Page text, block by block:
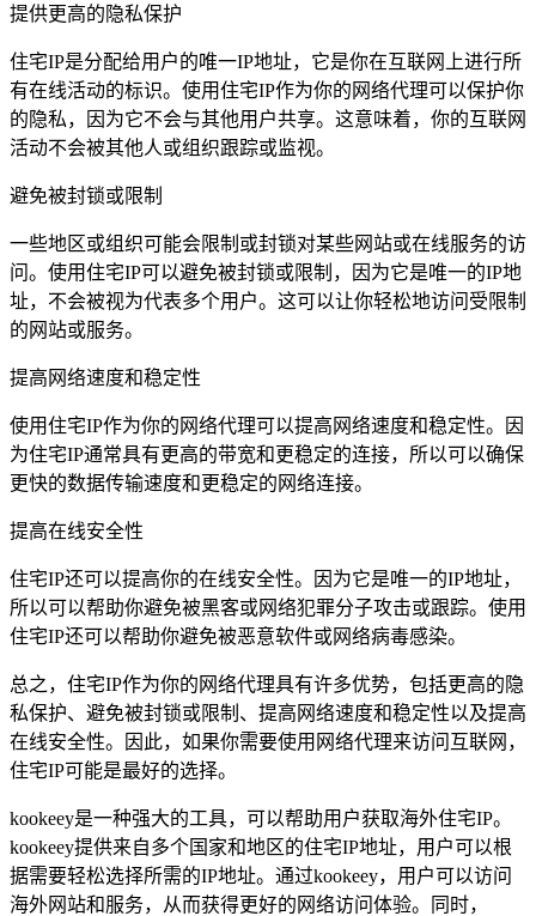
提供更高的隐私保护
住宅IP是分配给用户的唯一IP地址，它是你在互联网上进行所
有在线活动的标识。使用住宅IP作为你的网络代理可以保护你
的隐私，因为它不会与其他用户共享。这意味着，你的互联网
活动不会被其他人或组织跟踪或监视。
避免被封锁或限制
一些地区或组织可能会限制或封锁对某些网站或在线服务的访
问。使用住宅IP可以避免被封锁或限制，因为它是唯一的IP地
址，不会被视为代表多个用户。这可以让你轻松地访问受限制
的网站或服务。
提高网络速度和稳定性
使用住宅IP作为你的网络代理可以提高网络速度和稳定性。因
为住宅IP通常具有更高的带宽和更稳定的连接，所以可以确保
更快的数据传输速度和更稳定的网络连接。
提高在线安全性
住宅IP还可以提高你的在线安全性。因为它是唯一的IP地址，
所以可以帮助你避免被黑客或网络犯罪分子攻击或跟踪。使用
住宅IP还可以帮助你避免被恶意软件或网络病毒感染。
总之，住宅IP作为你的网络代理具有许多优势，包括更高的隐
私保护、避免被封锁或限制、提高网络速度和稳定性以及提高
在线安全性。因此，如果你需要使用网络代理来访问互联网，
住宅IP可能是最好的选择。
kookeey是一种强大的工具，可以帮助用户获取海外住宅IP。
kookeey提供来自多个国家和地区的住宅IP地址，用户可以根
据需要轻松选择所需的IP地址。通过kookeey，用户可以访问
海外网站和服务，从而获得更好的网络访问体验。同时，